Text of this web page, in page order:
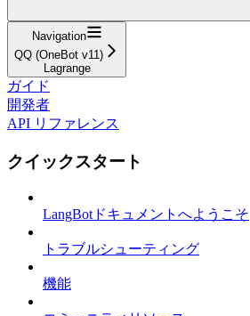
Navigation
QQ (OneBot v11)
Lagrange
ガイド
開発者
API リファレンス
クイックスタート
LangBotドキュメントへようこそ
トラブルシューティング
機能